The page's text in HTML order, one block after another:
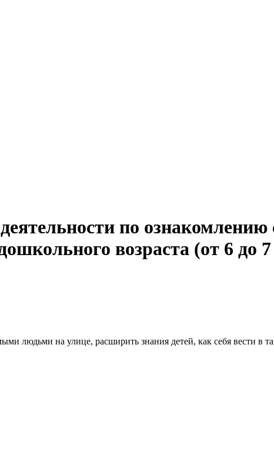
по ознакомлению
возраста (от 6 до
людьми на улице, расширить знания детей, как себя вести в